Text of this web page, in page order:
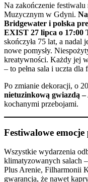
Na zakończenie
Muzycznym w Gdyni.
Bridgewater i polska
EXIST 27 lipca o 17:00
skończyła 75 lat, a nadal
nowe pomysły.
kreatywności. Każdy jej
– to pełna sala i uczta
Po zmianie dekoracji, o
nietuzinkową gwiazdą
kochanymi przebojami.
Festiwalowe
Wszystkie wydarzenia
klimatyzowanych salach
Plus Arenie, Filharmonii
gwarancja, że nawet